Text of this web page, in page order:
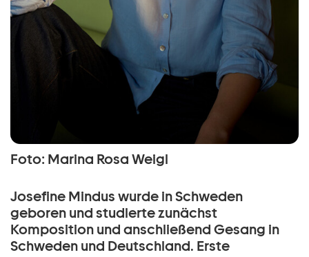
Foto: Marina Rosa Weigl
Josefine Mindus wurde in Schweden
geboren und studierte zunächst
Komposition und anschließend Gesang in
Schweden und Deutschland. Erste